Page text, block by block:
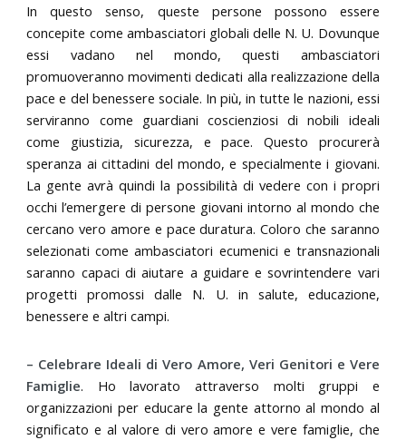
In questo senso, queste persone possono essere
concepite come ambasciatori globali delle N. U. Dovunque
essi vadano nel mondo, questi ambasciatori
promuoveranno movimenti dedicati alla realizzazione della
pace e del benessere sociale. In più, in tutte le nazioni, essi
serviranno come guardiani coscienziosi di nobili ideali
come giustizia, sicurezza, e pace. Questo procurerà
speranza ai cittadini del mondo, e specialmente i giovani.
La gente avrà quindi la possibilità di vedere con i propri
occhi l’emergere di persone giovani intorno al mondo che
cercano vero amore e pace duratura. Coloro che saranno
selezionati come ambasciatori ecumenici e transnazionali
saranno capaci di aiutare a guidare e sovrintendere vari
progetti promossi dalle N. U. in salute, educazione,
benessere e altri campi.
– Celebrare Ideali di Vero Amore, Veri Genitori e Vere
Famiglie. Ho lavorato attraverso molti gruppi e
organizzazioni per educare la gente attorno al mondo al
significato e al valore di vero amore e vere famiglie, che